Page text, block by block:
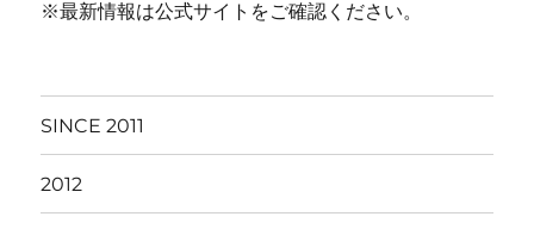
※最新情報は公式サイトをご確認ください。
SINCE 2011
2012